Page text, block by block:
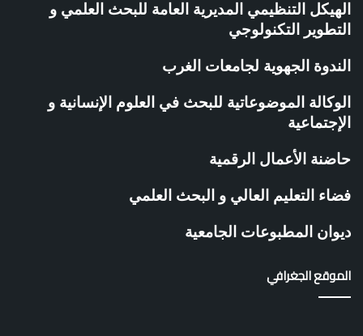
الهيكل التنظيمي المديرية العامة للبحث العلمي و
التطوير التكنولوجي
الندوة الجهوية لجامعات الغرب
الوكالة الموضوعاتية للبحث في العلوم الإنسانية و
الإجتماعية
حاضنة الأعمال الرقمية
فضاء التعليم العالي و البحث العلمي
ديوان المطبوعات الجامعية
الموقع الجغرافي